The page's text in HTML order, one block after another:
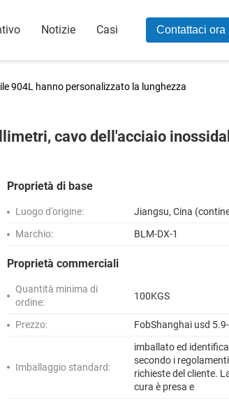
Notizie Casi Contattaci ora
904L hanno personalizzato la lunghezza
cavo dell'acciaio
Proprietà di base
Luogo d'origine:
Jiangsu, Cina
Marchio:
BLM-DX-1
Proprietà commerciali
Quantità minima di
ordine:
100KGS
Prezzo: FobShanghai usd
Imballaggio standard:
imballato ed
secondo i
richieste del cliente.
cura è presa e